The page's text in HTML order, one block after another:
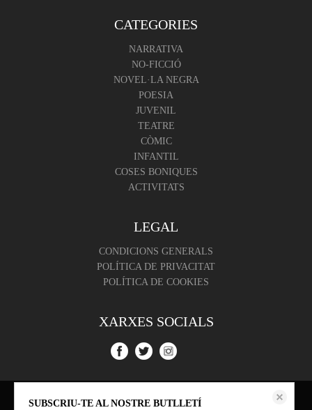
CATEGORIES
NARRATIVA
NO-FICCIÓ
NOVEL·LA NEGRA
POESIA
JUVENIL
TEATRE
CÒMIC
INFANTIL
COSES BONIQUES
ACTIVITATS
LEGAL
CONDICIONS GENERALS
POLÍTICA DE PRIVACITAT
POLÍTICA DE COOKIES
XARXES SOCIALS
Aquest lloc web emmagatzema dades com galetes per habilitar la funcionalitat
SUBSCRIU-TE AL NOSTRE BUTLLETÍ